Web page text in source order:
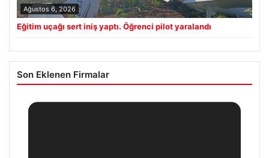
Ağustos 6, 2026
Eğitim uçağı sert iniş yaptı. Öğrenci pilot yaralandı
Son Eklenen Firmalar